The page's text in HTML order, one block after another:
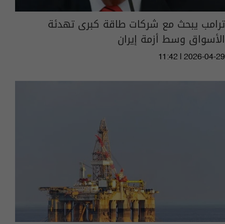
ترامب يبحث مع شركات طاقة كبرى تهدئة
الأسواق وسط أزمة إيران
11:42 | 2026-04-29